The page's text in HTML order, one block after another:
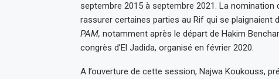
septembre 2015 à septembre 2021. La nomination
rassurer certaines parties au Rif qui se plaignaient
PAM, notamment après le départ de Hakim
congrès d’El Jadida, organisé en février 2020.
A l’ouverture de cette session, Najwa Koukouss,